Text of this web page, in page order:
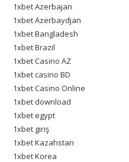
1xbet Azerbajan
1xbet Azerbaydjan
1xbet Bangladesh
1xbet Brazil
1xbet Casino AZ
1xbet casino BD
1xbet Casino Online
1xbet download
1xbet egypt
1xbet giriş
1xbet Kazahstan
1xbet Korea